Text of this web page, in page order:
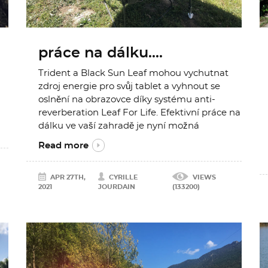
práce na dálku....
Trident a Black Sun Leaf mohou vychutnat
zdroj energie pro svůj tablet a vyhnout se
oslnění na obrazovce díky systému anti-
reverberation Leaf For Life. Efektivní práce na
dálku ve vaší zahradě je nyní možná
Read more
APR 27TH,
2021
CYRILLE
JOURDAIN
VIEWS
(133200)